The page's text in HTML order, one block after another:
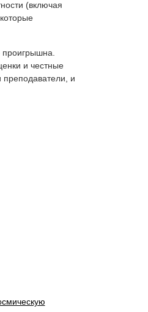
(включая
проигрышна.
и честные
преподаватели, и